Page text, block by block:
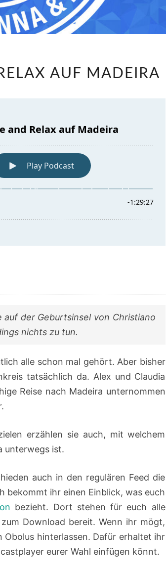
AUF MADEIRA
auf der Geburtsinsel von Christiano
nichts zu tun.
alle schon mal gehört. Aber bisher
tatsächlich da. Alex und Claudia
Reise nach Madeira unternommen
erzählen sie auch, mit welchem
unterwegs ist.
auch in den regulären Feed die
bekommt ihr einen Einblick, was euch
bezieht. Dort stehen für euch alle
Download bereit. Wenn ihr mögt,
hinterlassen. Dafür erhaltet ihr
eurer Wahl einfügen könnt.